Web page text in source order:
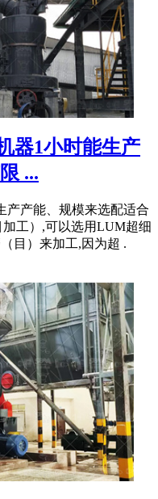
器1小时能生产
...
产产能、规模来选配适合
工）,可以选用LUM超细
目）来加工,因为超 .